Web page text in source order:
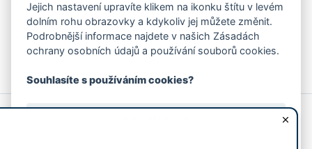
ankety, pozvánky na kulturní a sportovní akce?
Více informací o aplikaci
© 2026 Magistrát města Zlína
Prohlášení o používání cookies
Jejich nastavení upravíte klikem na ikonku štítu v levém
dolním rohu obrazovky a kdykoliv jej můžete změnit.
Podrobnější informace najdete v našich Zásadách
ochrany osobních údajů a používání souborů cookies.
Souhlasíte s používáním cookies?